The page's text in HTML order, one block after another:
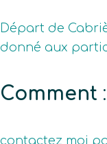
Départ de
donné aux
Comment :
contactez moi